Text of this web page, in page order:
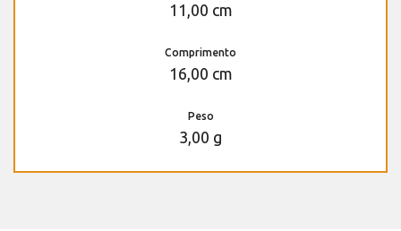
11,00 cm
Comprimento
16,00 cm
Peso
3,00 g